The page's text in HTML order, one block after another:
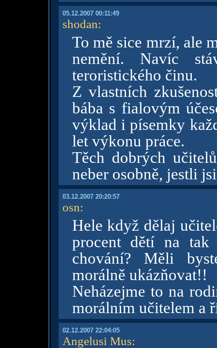
05.12.2007 00:11:49
shodan:
To mě sice mrzí, ale
nemění. Navíc
teroristického činu.
Z vlastních
bába s fialovým
výklad i písemky
let výkonu práce.
Těch dobrých
neber osobně, jestli
03.12.2007 20:20:57
osn:
Hele když dělaj
procent dětí na
chování? Měli
morálně ukázňovat!!
Neházejme to na
morálním učitelem a
02.12.2007 22:04:05
Angelusi Mus: